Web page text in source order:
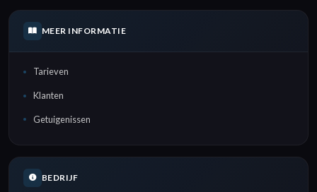
MEER INFORMATIE
Tarieven
Klanten
Getuigenissen
BEDRIJF